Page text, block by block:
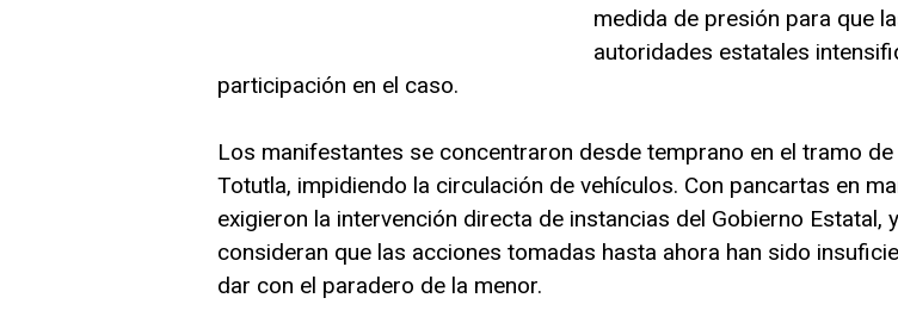
medida de presión para que
autoridades estatales
participación en el caso.
Los manifestantes se concentraron desde temprano en el tramo
Totutla, impidiendo la circulación de vehículos. Con pancartas en
exigieron la intervención directa de instancias del Gobierno Estatal,
consideran que las acciones tomadas hasta ahora han sido
dar con el paradero de la menor.